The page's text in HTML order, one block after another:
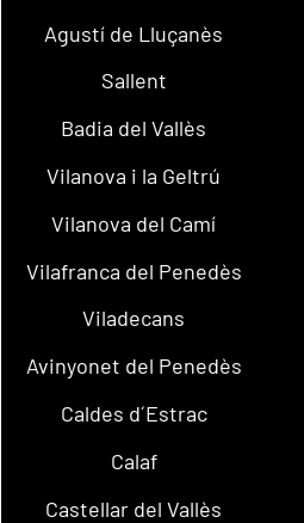
Agustí de Lluçanès
Sallent
Badia del Vallès
Vilanova i la Geltrú
Vilanova del Camí
Vilafranca del Penedès
Viladecans
Avinyonet del Penedès
Caldes d´Estrac
Calaf
Castellar del Vallès